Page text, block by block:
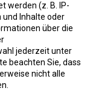
höher).
über Kenntnisse
diese
werden (z. B. IP-
und Inhalte oder
über die
jederzeit unter
beachten Sie, dass
nicht alle